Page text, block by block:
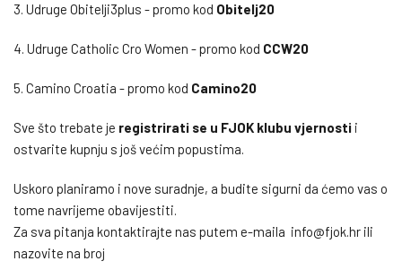
3. Udruge Obitelji3plus - promo kod Obitelj20
4. Udruge Catholic Cro Women - promo kod CCW20
5. Camino ​Croatia - promo kod Camino20
Sve što trebate je registrirati se u FJOK klubu vjernosti i
ostvarite kupnju s još većim popustima.
Uskoro planiramo i nove suradnje, a budite sigurni da ćemo vas o
tome navrijeme obavijestiti.
Za sva pitanja kontaktirajte nas putem e-maila info@fjok.hr ili
nazovite na broj